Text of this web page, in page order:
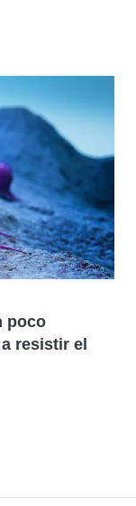
poco
resistir el